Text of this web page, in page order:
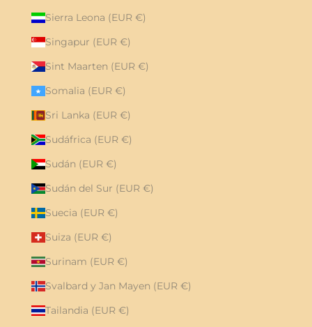
Sierra Leona (EUR €)
Singapur (EUR €)
Sint Maarten (EUR €)
Somalia (EUR €)
Sri Lanka (EUR €)
Sudáfrica (EUR €)
Sudán (EUR €)
Sudán del Sur (EUR €)
Suecia (EUR €)
Suiza (EUR €)
Surinam (EUR €)
Svalbard y Jan Mayen (EUR €)
Tailandia (EUR €)